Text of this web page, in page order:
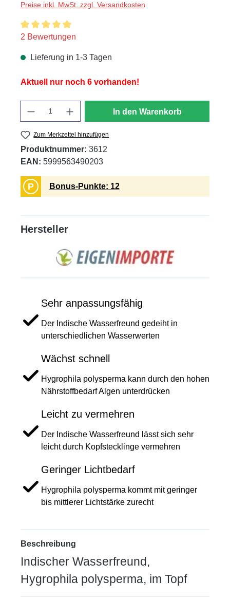
Preise inkl. MwSt. zzgl. Versandkosten
Durchschnittliche Bewertung von 5 von 5 Sternen
2 Bewertungen
Lieferung in 1-3 Tagen
Aktuell nur noch 6 vorhanden!
In den Warenkorb
Zum Merkzettel hinzufügen
Produktnummer: 3612
EAN: 5999563490203
P Bonus-Punkte: 12
Hersteller
Sehr anpassungsfähig
Der Indische Wasserfreund gedeiht in
unterschiedlichen Wasserwerten
Wächst schnell
Hygrophila polysperma kann durch den hohen
Nährstoffbedarf Algen unterdrücken
Leicht zu vermehren
Der Indische Wasserfreund lässt sich sehr
leicht durch Kopfstecklinge vermehren
Geringer Lichtbedarf
Hygrophila polysperma kommt mit geringer
bis mittlerer Lichtstärke zurecht
Beschreibung
Indischer Wasserfreund,
Hygrophila polysperma, im Topf